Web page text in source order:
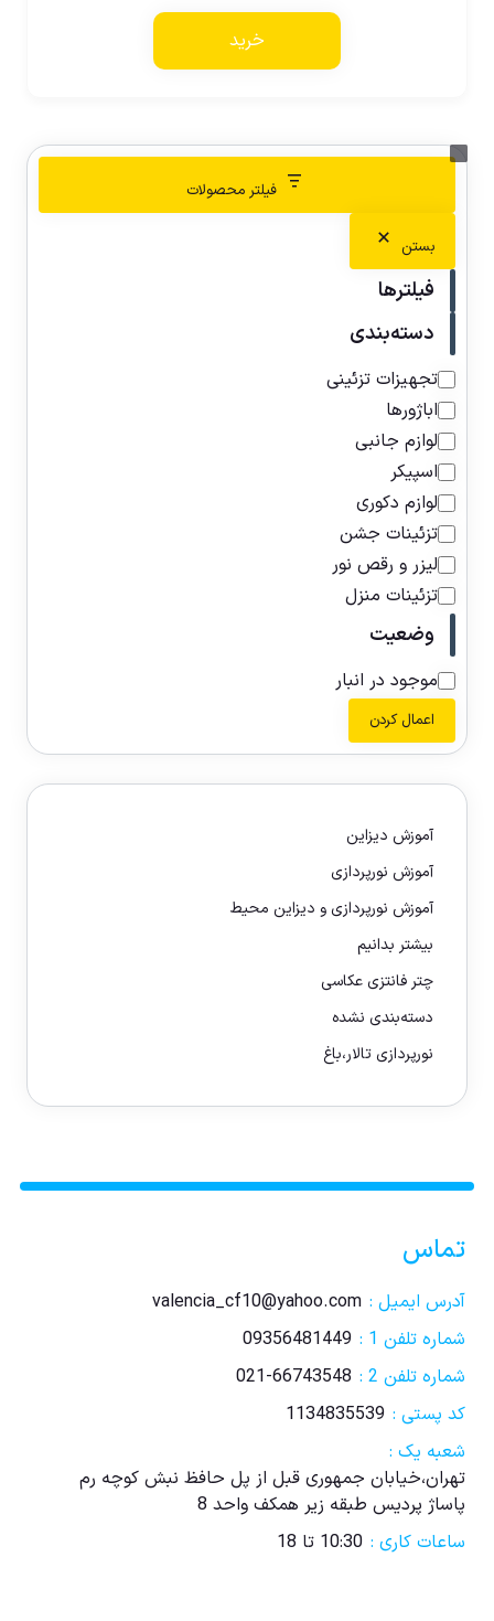
خرید
فیلتر محصولات
بستن
فیلترها
دسته‌بندی
تجهیزات تزئینی
اباژورها
لوازم جانبی
اسپیکر
لوازم دکوری
تزئینات جشن
لیزر و رقص نور
تزئینات منزل
وضعیت
موجود در انبار
اعمال کردن
آموزش دیزاین
آموزش نورپردازی
آموزش نورپردازی و دیزاین محیط
بیشتر بدانیم
چتر فانتزی عکاسی
دسته‌بندی نشده
نورپردازی تالار،باغ
تماس
آدرس ایمیل : valencia_cf10@yahoo.com
شماره تلفن 1 :
09356481449
شماره تلفن 2 :
021-66743548
کد پستی : 1134835539
شعبه یک :
تهران،خیابان جمهوری قبل از پل حافظ نبش کوچه رم
پاساژ پردیس طبقه زیر همکف واحد 8
ساعات کاری : 10:30 تا 18